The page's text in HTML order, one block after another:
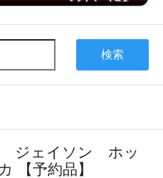
検索
ジェイソン ホッ
【予約品】